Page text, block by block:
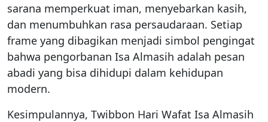
sarana memperkuat iman, menyebarkan kasih,
dan menumbuhkan rasa persaudaraan. Setiap
frame yang dibagikan menjadi simbol pengingat
bahwa pengorbanan Isa Almasih adalah pesan
abadi yang bisa dihidupi dalam kehidupan
modern.
Kesimpulannya, Twibbon Hari Wafat Isa Almasih